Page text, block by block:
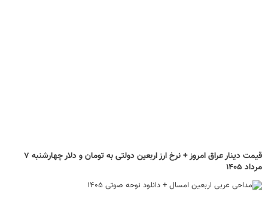
قیمت دینار عراق امروز + نرخ ارز اربعین دولتی به تومان و دلار چهارشنبه ۷
مرداد ۱۴۰۵